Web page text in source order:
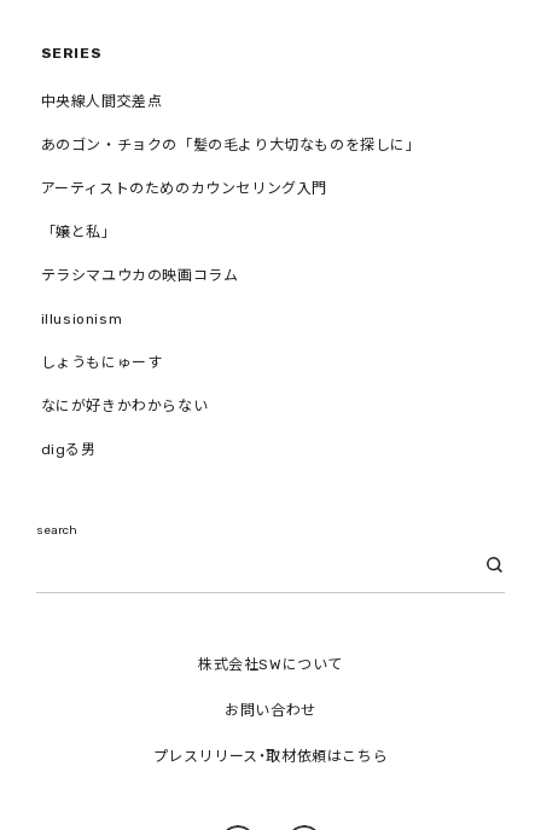
株式会社SWについて
お問い合わせ
プレスリリース・取材依頼はこちら
SERIES
中央線人間交差点
あのゴン・チョクの「髪の毛より大切なものを探しに」
アーティストのためのカウンセリング入門
「嬢と私」
テラシマユウカの映画コラム
illusionism
しょうもにゅーす
なにが好きかわからない
digる男
search